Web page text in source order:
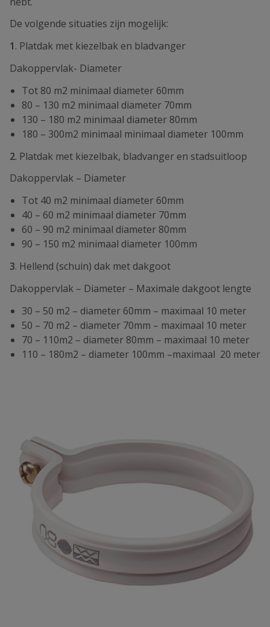
De volgende situaties zijn mogelijk:
1. Platdak met kiezelbak en bladvanger
Dakoppervlak- Diameter
Tot 80 m2 minimaal diameter 60mm
80 – 130 m2 minimaal diameter 70mm
130 – 180 m2 minimaal diameter 80mm
180 – 300m2 minimaal minimaal diameter 100mm
2. Platdak met kiezelbak, bladvanger en stadsuitloop
Dakoppervlak – Diameter
Tot 40 m2 minimaal diameter 60mm
40 – 60 m2 minimaal diameter 70mm
60 – 90 m2 minimaal diameter 80mm
90 – 150 m2 minimaal diameter 100mm
3. Hellend (schuin) dak met dakgoot
Dakoppervlak – Diameter – Maximale dakgoot lengte
30 – 50 m2 – diameter 60mm – maximaal 10 meter
50 – 70 m2 – diameter 70mm – maximaal 10 meter
70 – 110m2 – diameter 80mm – maximaal 10 meter
110 – 180m2 – diameter 100mm –maximaal 20 meter